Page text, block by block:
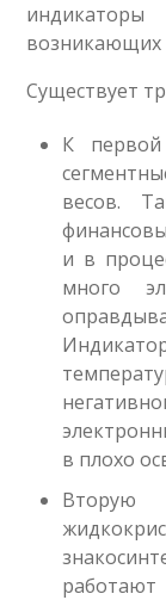
возникающих
Существует
К первой
весов.
и в
много
в плохо